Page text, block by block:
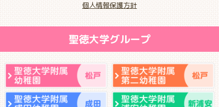
聖徳大学グループ
個人情報保護方針